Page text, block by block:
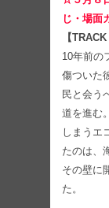
じ・場面
【
10年前の
傷ついた
民と会う
道を進む
しまうエ
たのは、
その壁に
た。